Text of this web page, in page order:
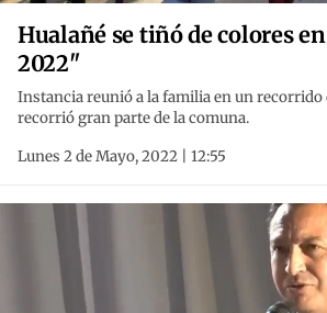
Hualañé se tiñó de colores
2022"
Instancia reunió a la familia en un recorrido
recorrió gran parte de la comuna.
Lunes 2 de Mayo, 2022 | 12:55